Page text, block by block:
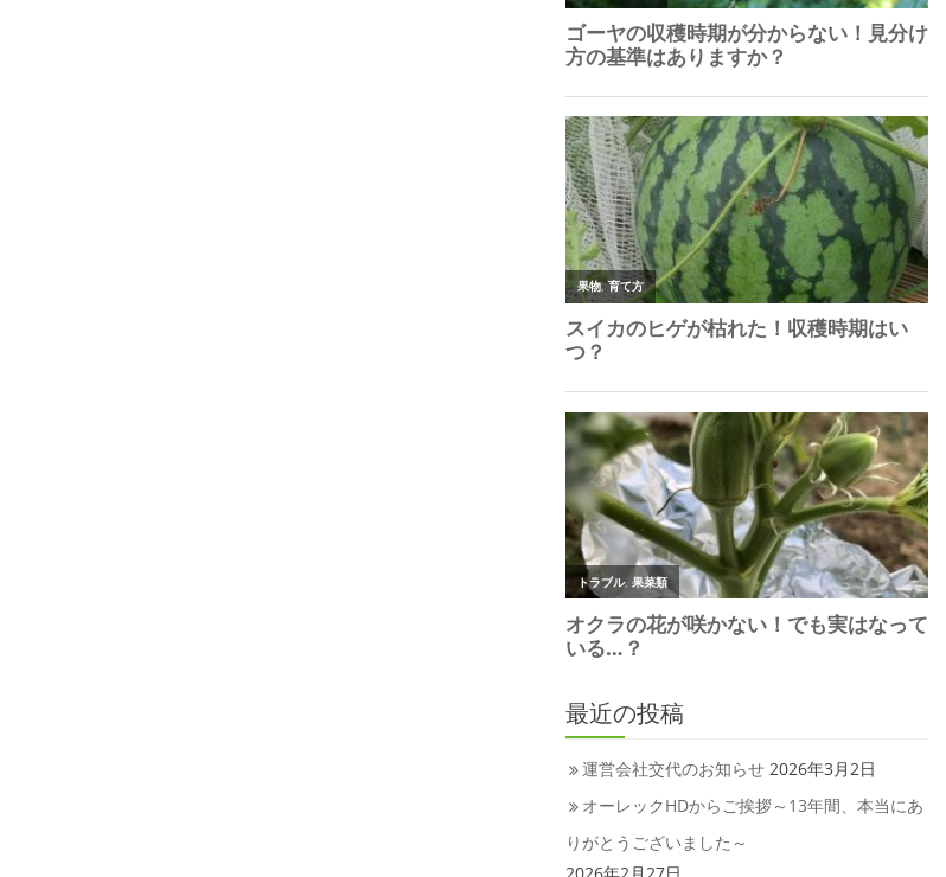
最近の投稿
運営会社交代のお知らせ 2026年3月2日
オーレックHDからご挨拶～13年間、本当にあ
りがとうございました～